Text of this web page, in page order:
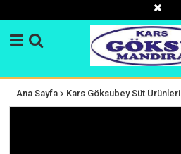
Ana Sayfa> Kars Göksubey Süt Ürünleri